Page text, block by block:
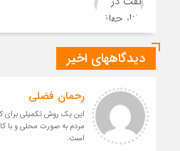
دیدگاههای اخیر
رحمان فضلی
این یک روش تکمیلی برای
مردم به صورت محلی و با
است.